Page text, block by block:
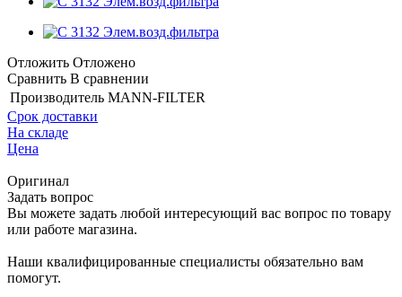
Отложить Отложено
Сравнить В сравнении
Производитель MANN-FILTER
Срок доставки
На складе
Цена
Оригинал
Задать вопрос
Вы можете задать любой интересующий вас вопрос по товару
или работе магазина.
Наши квалифицированные специалисты обязательно вам
помогут.